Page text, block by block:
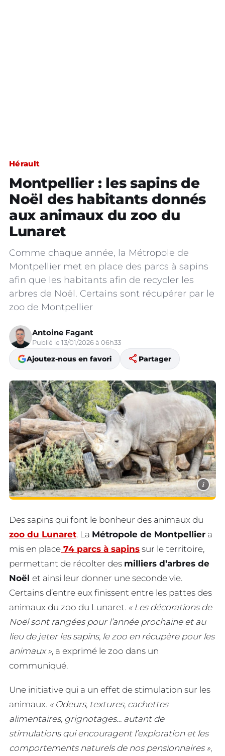
Hérault
Montpellier : les sapins de
Noël des habitants donnés
aux animaux du zoo du
Lunaret
Comme chaque année, la Métropole de
Montpellier met en place des parcs à sapins
afin que les habitants afin de recycler les
arbres de Noël. Certains sont récupérer par le
zoo de Montpellier
Antoine Fagant
Publié le 13/01/2026 à 06h33
Ajoutez-nous en favori share Partager
i
Des sapins qui font le bonheur des animaux du
zoo du Lunaret. La Métropole de Montpellier a
mis en place 74 parcs à sapins sur le territoire,
permettant de récolter des milliers d’arbres de
Noël et ainsi leur donner une seconde vie.
Certains d’entre eux finissent entre les pattes des
animaux du zoo du Lunaret. « Les décorations de
Noël sont rangées pour l’année prochaine et au
lieu de jeter les sapins, le zoo en récupère pour les
animaux », a exprimé le zoo dans un
communiqué.
Une initiative qui a un effet de stimulation sur les
animaux. « Odeurs, textures, cachettes
alimentaires, grignotages… autant de
stimulations qui encouragent l’exploration et les
comportements naturels de nos pensionnaires »,